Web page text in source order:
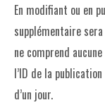
En modifiant ou en
supplémentaire
ne comprend
l’ID de la
d’un jour.